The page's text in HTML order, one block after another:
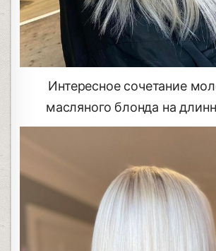
Интересное сочетание
масляного блонда на